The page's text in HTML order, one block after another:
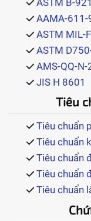
TIN TỨC
LIÊN HỆ
AAMA-611-
ASTM MIL-
ASTM
AMS-QQ-N-
JIS H 8601
Tiêu
Tiêu chuẩn
Tiêu chuẩn
Tiêu chuẩn
Tiêu chuẩn
Tiêu chuẩn